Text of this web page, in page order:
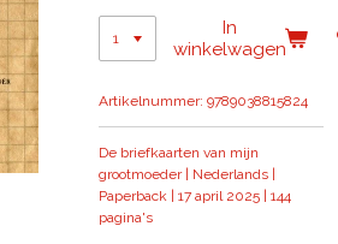
In
winkelwagen
Artikelnummer: 9789038815824
De briefkaarten van mijn
grootmoeder | Nederlands |
Paperback | 17 april 2025 | 144
pagina's